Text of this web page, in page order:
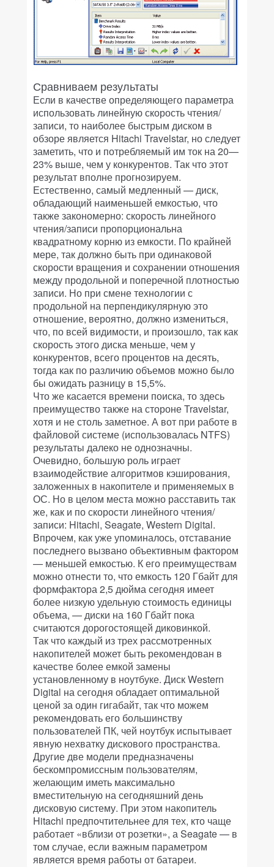
Сравниваем результаты
Если в качестве определяющего параметра
использовать линейную скорость чтения/
записи, то наиболее быстрым диском в
обзоре является Hitachi Travelstar, но следует
заметить, что и потребляемый им ток на 20—
23% выше, чем у конкурентов. Так что этот
результат вполне прогнозируем.
Естественно, самый медленный — диск,
обладающий наименьшей емкостью, что
также закономерно: скорость линейного
чтения/записи пропорциональна
квадратному корню из емкости. По крайней
мере, так должно быть при одинаковой
скорости вращения и сохранении отношения
между продольной и поперечной плотностью
записи. Но при смене технологии с
продольной на перпендикулярную это
отношение, вероятно, должно измениться,
что, по всей видимости, и произошло, так как
скорость этого диска меньше, чем у
конкурентов, всего процентов на десять,
тогда как по различию объемов можно было
бы ожидать разницу в 15,5%.
Что же касается времени поиска, то здесь
преимущество также на стороне Travelstar,
хотя и не столь заметное. А вот при работе в
файловой системе (использовалась NTFS)
результаты далеко не однозначны.
Очевидно, большую роль играет
взаимодействие алгоритмов кэширования,
заложенных в накопителе и применяемых в
ОС. Но в целом места можно расставить так
же, как и по скорости линейного чтения/
записи: Hitachi, Seagate, Western Digital.
Впрочем, как уже упоминалось, отставание
последнего вызвано объективным фактором
— меньшей емкостью. К его преимуществам
можно отнести то, что емкость 120 Гбайт для
формфактора 2,5 дюйма сегодня имеет
более низкую удельную стоимость единицы
объема, — диски на 160 Гбайт пока
считаются дорогостоящей диковинкой.
Так что каждый из трех рассмотренных
накопителей может быть рекомендован в
качестве более емкой замены
установленному в ноутбуке. Диск Western
Digital на сегодня обладает оптимальной
ценой за один гигабайт, так что можем
рекомендовать его большинству
пользователей ПК, чей ноутбук испытывает
явную нехватку дискового пространства.
Другие две модели предназначены
бескомпромиссным пользователям,
желающим иметь максимально
вместительную на сегодняшний день
дисковую систему. При этом накопитель
Hitachi предпочтительнее для тех, кто чаще
работает «вблизи от розетки», а Seagate — в
том случае, если важным параметром
является время работы от батареи.